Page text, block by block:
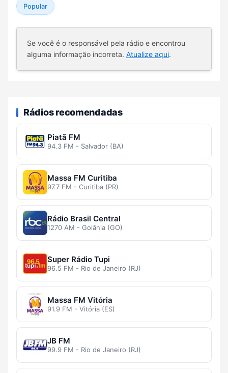
Popular
Se você é o responsável pela rádio e encontrou
alguma informação incorreta. Atualize aqui.
Rádios recomendadas
Piatã FM
94.3 FM - Salvador (BA)
Massa FM Curitiba
97.7 FM - Curitiba (PR)
Rádio Brasil Central
1270 AM - Goiânia (GO)
Super Rádio Tupi
96.5 FM - Rio de Janeiro (RJ)
Massa FM Vitória
91.9 FM - Vitória (ES)
JB FM
99.9 FM - Rio de Janeiro (RJ)